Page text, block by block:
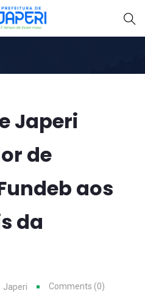
Japeri
de
aos
da
Japeri Comments (0)